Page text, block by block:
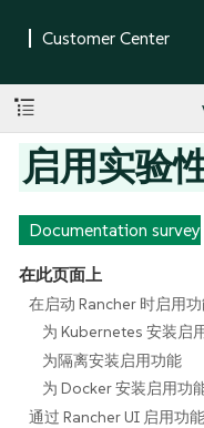
启用实验
Documentation survey
在此页面上
在启动 Rancher 时启用
为 Kubernetes 安装启
为隔离安装启用功能
为 Docker 安装启用功
通过 Rancher UI 启用功能